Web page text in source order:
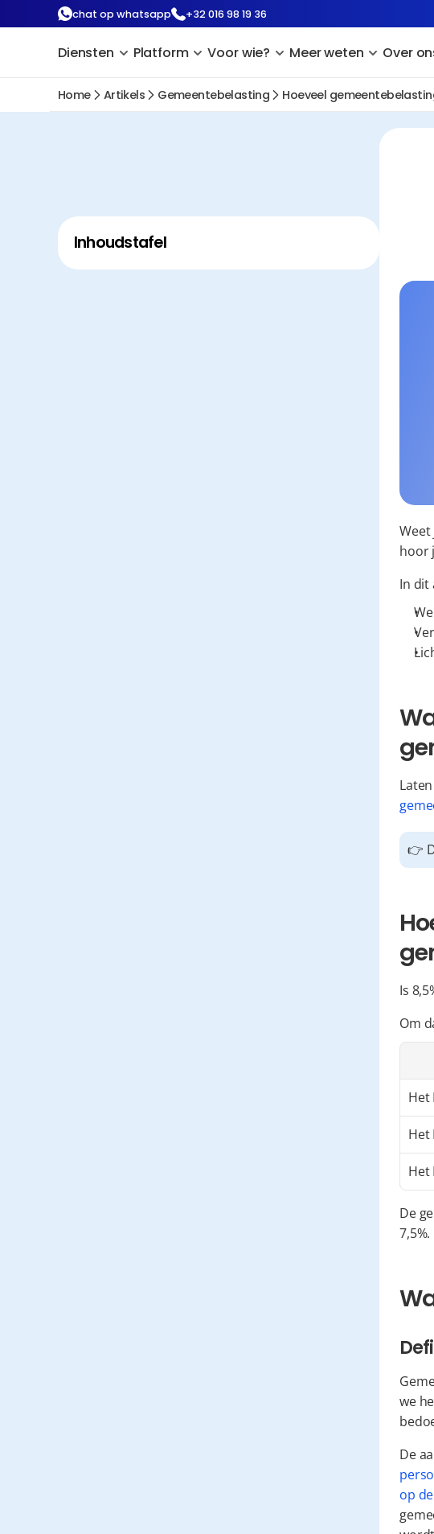
chat op whatsapp +32 016 98 19 36
Diensten Platform Voor wie? Meer weten Over
Home Artikels Gemeentebelasting Hoeveel
Inhoudstafel
Weet
hoor
In dit
👉
Is
Om
Het
Het
De
7,5%.
we
op